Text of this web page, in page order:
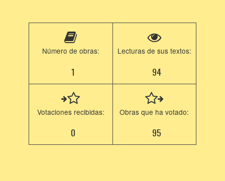
Número de obras:
1
Lecturas de sus textos:
94
Votaciones recibidas:
0
Obras que ha votado:
95